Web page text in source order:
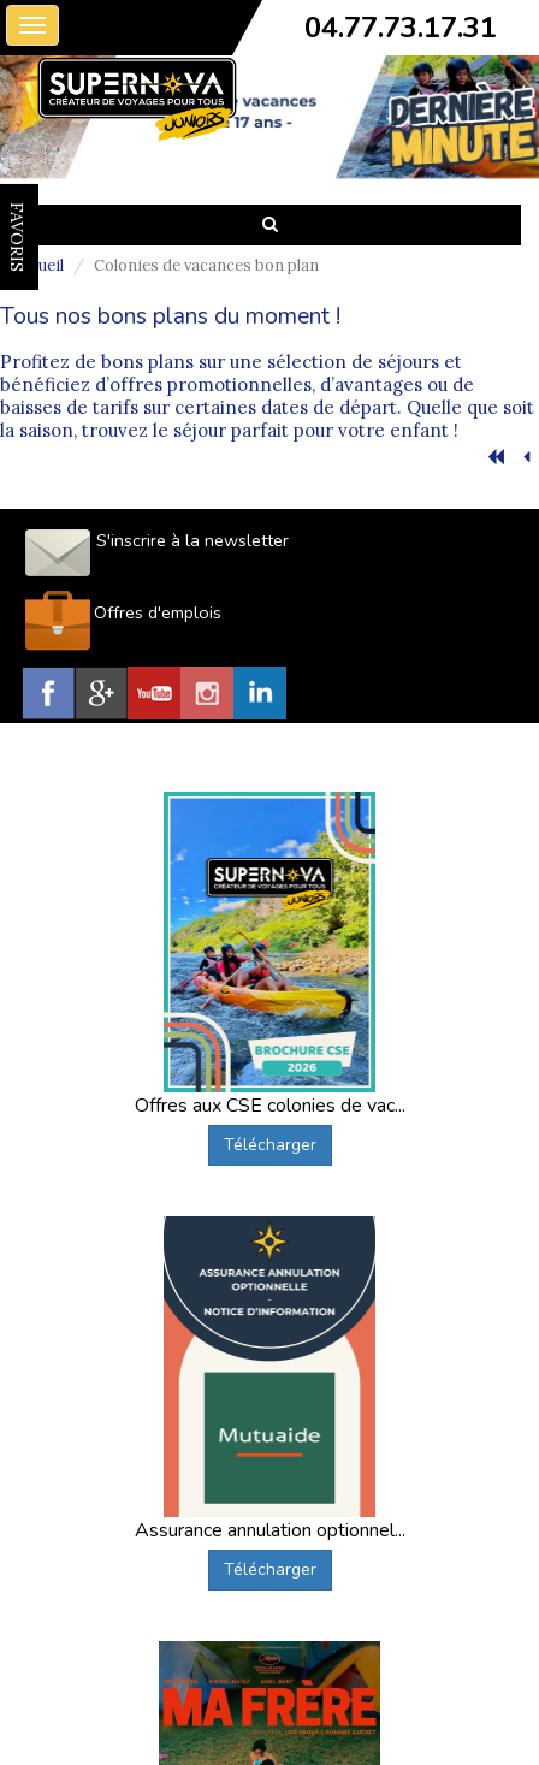
Toggle
navigation
04.77.73.17.31
FAVORIS
Accueil Colonies de vacances bon plan
Tous nos bons plans du moment !
Profitez de bons plans sur une sélection de séjours et
bénéficiez d’offres promotionnelles, d’avantages ou de
baisses de tarifs sur certaines dates de départ. Quelle que soit
la saison, trouvez le séjour parfait pour votre enfant !
S'inscrire à la newsletter
Offres d'emplois
Offres aux CSE colonies de vac...
Télécharger
Assurance annulation optionnel...
Télécharger